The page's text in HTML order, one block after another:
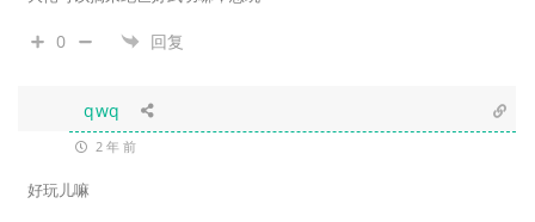
0 回复
qwq
2 年 前
好玩儿嘛